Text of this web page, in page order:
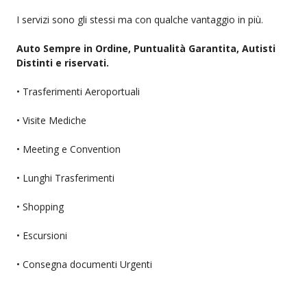
I servizi sono gli stessi ma con qualche vantaggio in più.
Auto Sempre in Ordine, Puntualità Garantita, Autisti
Distinti e riservati.
• Trasferimenti Aeroportuali
• Visite Mediche
• Meeting e Convention
• Lunghi Trasferimenti
• Shopping
• Escursioni
• Consegna documenti Urgenti